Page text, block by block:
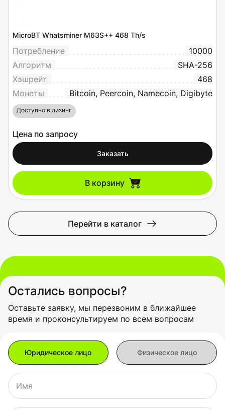
MicroBT Whatsminer M63S++ 468 Th/s
Потребление
10000
Алгоритм
SHA-256
Хэшрейт
468
Монеты
Bitcoin, Peercoin, Namecoin, Digibyte
Доступно в лизинг
Цена по запросу
Заказать
В корзину
Перейти в каталог
Остались вопросы?
Оставьте заявку, мы перезвоним в ближайшее
время и проконсультируем по всем вопросам
Имя